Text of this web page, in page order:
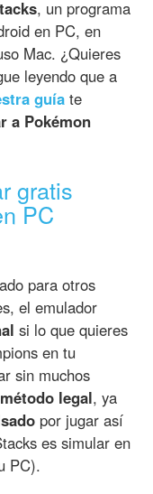
, un programa
en PC, en
Mac. ¿Quieres
leyendo que a
guía te
a Pokémon
gratis
PC
para otros
el emulador
si lo que quieres
en tu
sin muchos
método legal, ya
por jugar así
es simular en
PC).